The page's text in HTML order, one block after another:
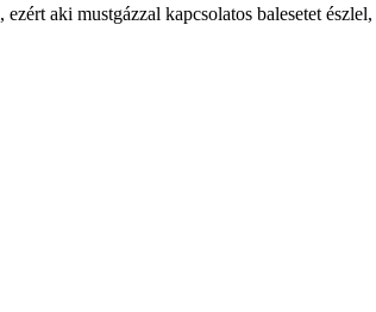
aki mustgázzal kapcsolatos balesetet